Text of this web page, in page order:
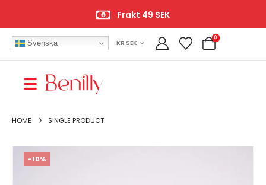
Öppet köp 14 dagar
Svenska KR SEK
0
HOME SINGLE PRODUCT
-10%